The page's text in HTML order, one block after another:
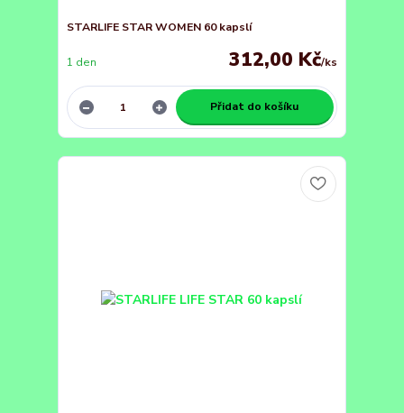
STARLIFE STAR WOMEN 60 kapslí
312,00 Kč/ks
1 den
Přidat do košíku